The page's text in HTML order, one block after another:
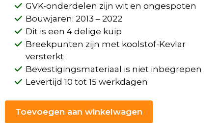
GVK-onderdelen zijn wit en ongespoten
Bouwjaren: 2013 – 2022
Dit is een 4 delige kuip
Breekpunten zijn met koolstof-Kevlar
versterkt
Bevestigingsmateriaal is niet inbegrepen
Levertijd 10 tot 15 werkdagen
Toevoegen aan winkelwagen